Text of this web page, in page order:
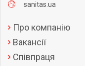
sanitas.ua
Про компанію
Вакансії
Співпраця